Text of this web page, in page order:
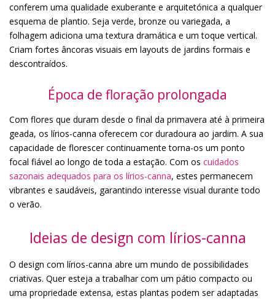
conferem uma qualidade exuberante e arquitetónica a qualquer
esquema de plantio. Seja verde, bronze ou variegada, a
folhagem adiciona uma textura dramática e um toque vertical.
Criam fortes âncoras visuais em layouts de jardins formais e
descontraídos.
Época de floração prolongada
Com flores que duram desde o final da primavera até à primeira
geada, os lírios-canna oferecem cor duradoura ao jardim. A sua
capacidade de florescer continuamente torna-os um ponto
focal fiável ao longo de toda a estação. Com os cuidados
sazonais adequados para os lírios-canna, estes permanecem
vibrantes e saudáveis, garantindo interesse visual durante todo
o verão.
Ideias de design com lírios-canna
O design com lírios-canna abre um mundo de possibilidades
criativas. Quer esteja a trabalhar com um pátio compacto ou
uma propriedade extensa, estas plantas podem ser adaptadas